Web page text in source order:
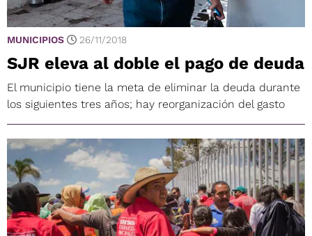
MUNICIPIOS 26/11/2018
SJR eleva al doble el pago de deuda
El municipio tiene la meta de eliminar la deuda durante
los siguientes tres años; hay reorganización del gasto